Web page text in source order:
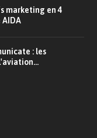
marketing en 4
: les